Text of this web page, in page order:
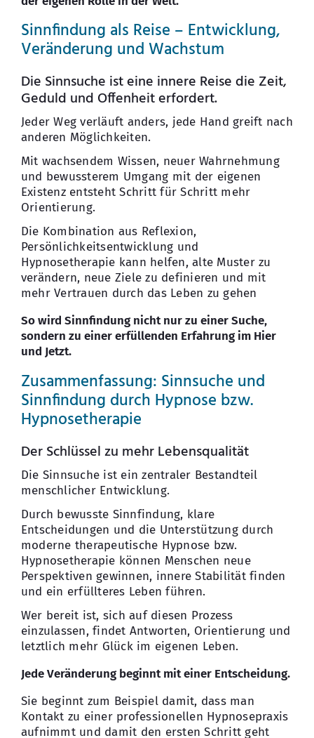
Sinnfindung als Reise – Entwicklung,
Veränderung und Wachstum
Die Sinnsuche ist eine innere Reise die Zeit,
Geduld und Offenheit erfordert.
Jeder Weg verläuft anders, jede Hand greift nach
anderen Möglichkeiten.
Mit wachsendem Wissen, neuer Wahrnehmung
und bewussterem Umgang mit der eigenen
Existenz entsteht Schritt für Schritt mehr
Orientierung.
Die Kombination aus Reflexion,
Persönlichkeitsentwicklung und
Hypnosetherapie kann helfen, alte Muster zu
verändern, neue Ziele zu definieren und mit
mehr Vertrauen durch das Leben zu gehen
So wird Sinnfindung nicht nur zu einer Suche,
sondern zu einer erfüllenden Erfahrung im Hier
und Jetzt.
Zusammenfassung: Sinnsuche und
Sinnfindung durch Hypnose bzw.
Hypnosetherapie
Der Schlüssel zu mehr Lebensqualität
Die Sinnsuche ist ein zentraler Bestandteil
menschlicher Entwicklung.
Durch bewusste Sinnfindung, klare
Entscheidungen und die Unterstützung durch
moderne therapeutische Hypnose bzw.
Hypnosetherapie können Menschen neue
Perspektiven gewinnen, innere Stabilität finden
und ein erfüllteres Leben führen.
Wer bereit ist, sich auf diesen Prozess
einzulassen, findet Antworten, Orientierung und
letztlich mehr Glück im eigenen Leben.
Jede Veränderung beginnt mit einer Entscheidung.
Sie beginnt zum Beispiel damit, dass man
Kontakt zu einer professionellen Hypnosepraxis
aufnimmt und damit den ersten Schritt geht